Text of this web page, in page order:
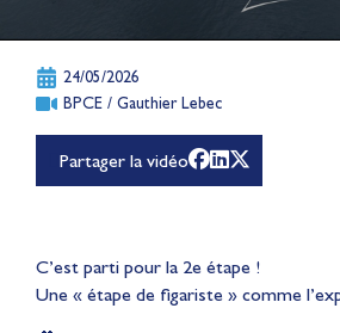
24/05/2026
BPCE / Gauthier Lebec
Partager la vidéo
C’est parti pour la 2e étape !
Une « étape de figariste » comme